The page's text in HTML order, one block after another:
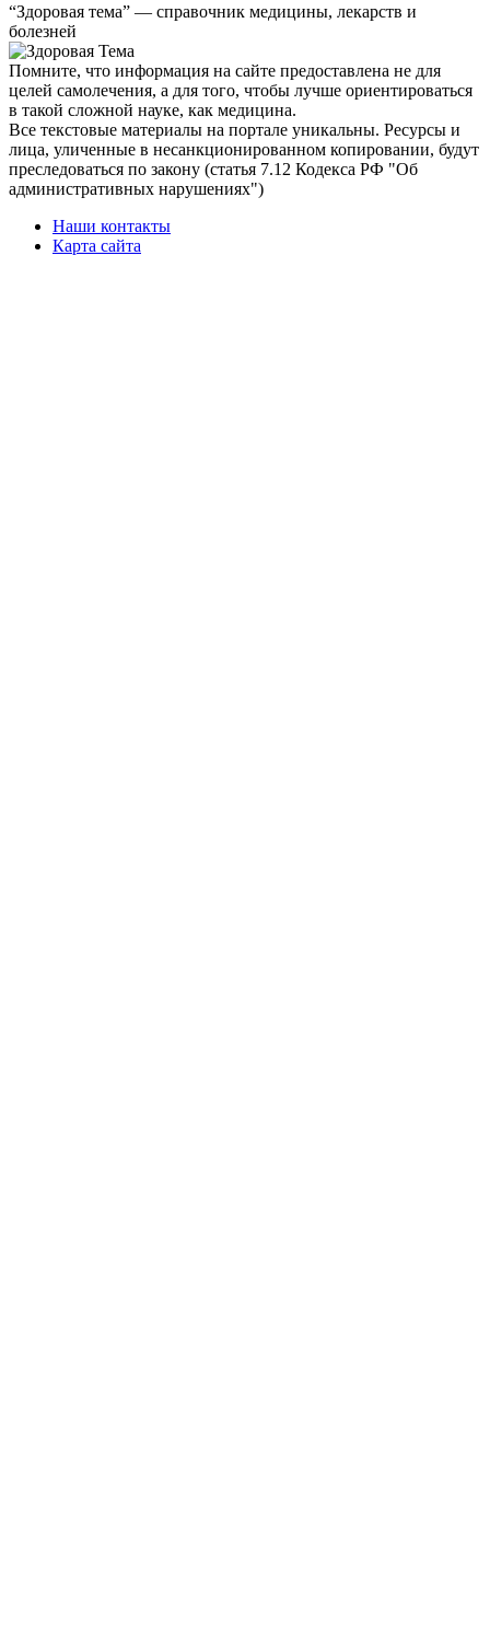
“Здоровая тема” — справочник медицины, лекарств и
болезней
Помните, что информация на сайте предоставлена не для
целей самолечения, а для того, чтобы лучше ориентироваться
в такой сложной науке, как медицина.
Все текстовые материалы на портале уникальны. Ресурсы и
лица, уличенные в несанкционированном копировании, будут
преследоваться по закону (статья 7.12 Кодекса РФ "Об
административных нарушениях")
Наши контакты
Карта сайта